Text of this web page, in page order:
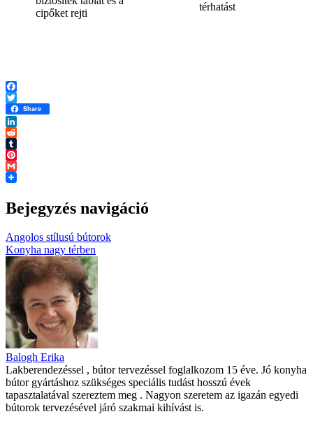
cipőket rejti
térhatást
Facebook
Twitter
Share
LinkedIn
Reddit
Tumblr
Pinterest
Gmail
Bejegyzés navigáció
Angolos stílusú bútorok
Konyha nagy térben
Balogh Erika
Lakberendezéssel , bútor tervezéssel foglalkozom 15 éve. Jó konyha
bútor gyártáshoz szükséges speciális tudást hosszú évek
tapasztalatával szereztem meg . Nagyon szeretem az igazán egyedi
bútorok tervezésével járó szakmai kihívást is.